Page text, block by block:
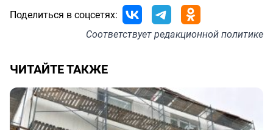
Поделиться в соцсетях:
Соответствуетредакционной политике
ЧИТАЙТЕ ТАКЖЕ